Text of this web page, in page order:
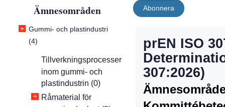
Ämnesområden
+ Gummi- och plastindustri
(4)
Tillverkningsprocesser
inom gummi- och
plastindustrin (0)
+ Råmaterial för
Abonnera
prEN ISO
307:2026)